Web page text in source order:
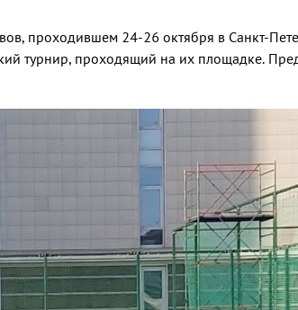
проходившем 24-26 октября в Санкт-
турнир, проходящий на их площадке.